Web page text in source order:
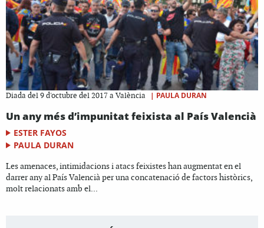
Diada del 9 d'octubre del 2017 a València | PAULA DURAN
Un any més d’impunitat feixista al País Valencià
ESTER FAYOS
PAULA DURAN
Les amenaces, intimidacions i atacs feixistes han augmentat en el
darrer any al País Valencià per una concatenació de factors històrics,
molt relacionats amb el...